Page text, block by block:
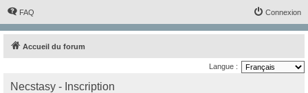
FAQ Connexion
Accueil du forum
Langue :
Necstasy - Inscription